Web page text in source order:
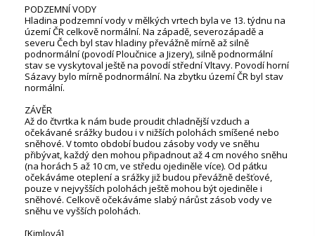
PODZEMNÍ VODY
Hladina podzemní vody v mělkých vrtech byla ve 13. týdnu na
území ČR celkově normální. Na západě, severozápadě a
severu Čech byl stav hladiny převážně mírně až silně
podnormální (povodí Ploučnice a Jizery), silně podnormální
stav se vyskytoval ještě na povodí střední Vltavy. Povodí horní
Sázavy bylo mírně podnormální. Na zbytku území ČR byl stav
normální.
ZÁVĚR
Až do čtvrtka k nám bude proudit chladnější vzduch a
očekávané srážky budou i v nižších polohách smíšené nebo
sněhové. V tomto období budou zásoby vody ve sněhu
přibývat, každý den mohou připadnout až 4 cm nového sněhu
(na horách 5 až 10 cm, ve středu ojediněle více). Od pátku
očekáváme oteplení a srážky již budou převážně dešťové,
pouze v nejvyšších polohách ještě mohou být ojediněle i
sněhové. Celkově očekáváme slabý nárůst zásob vody ve
sněhu ve vyšších polohách.
[Kimlová]